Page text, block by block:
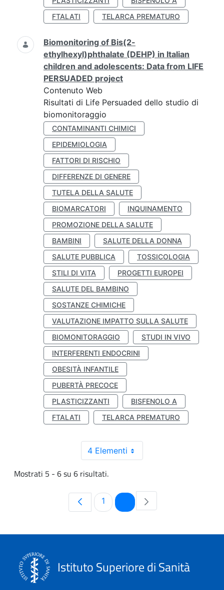
FTALATI
TELARCA PREMATURO
Biomonitoring of Bis(2-
ethylhexyl)phthalate (DEHP) in Italian
children and adolescents: Data from LIFE
PERSUADED project
Contenuto Web
Risultati di Life Persuaded dello studio di
biomonitoraggio
CONTAMINANTI CHIMICI
EPIDEMIOLOGIA
FATTORI DI RISCHIO
DIFFERENZE DI GENERE
TUTELA DELLA SALUTE
BIOMARCATORI
INQUINAMENTO
PROMOZIONE DELLA SALUTE
BAMBINI
SALUTE DELLA DONNA
SALUTE PUBBLICA
TOSSICOLOGIA
STILI DI VITA
PROGETTI EUROPEI
SALUTE DEL BAMBINO
SOSTANZE CHIMICHE
VALUTAZIONE IMPATTO SULLA SALUTE
BIOMONITORAGGIO
STUDI IN VIVO
INTERFERENTI ENDOCRINI
OBESITÀ INFANTILE
PUBERTÀ PRECOCE
PLASTICIZZANTI
BISFENOLO A
FTALATI
TELARCA PREMATURO
4 Elementi
Mostrati 5 - 6 su 6 risultati.
Pagina
1 Pagina
Istituto Superiore di Sanità